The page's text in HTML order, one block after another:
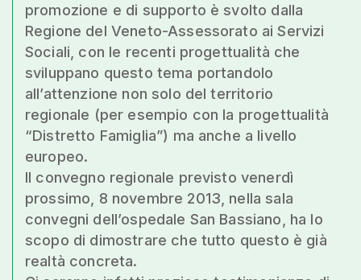
promozione e di supporto è svolto dalla
Regione del Veneto-Assessorato ai Servizi
Sociali, con le recenti progettualità che
sviluppano questo tema portandolo
all’attenzione non solo del territorio
regionale (per esempio con la progettualità
“Distretto Famiglia”) ma anche a livello
europeo.
Il convegno regionale previsto venerdì
prossimo, 8 novembre 2013, nella sala
convegni dell’ospedale San Bassiano, ha lo
scopo di dimostrare che tutto questo è già
realtà concreta.